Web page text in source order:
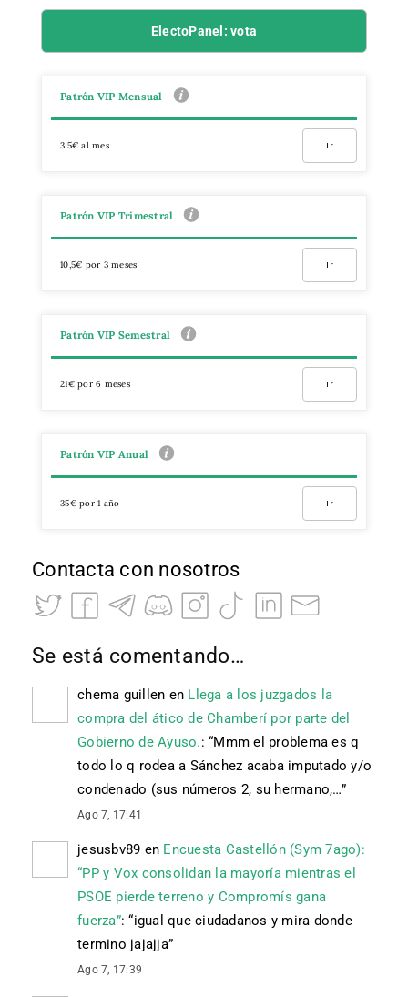
ElectoPanel: vota
Patrón VIP Mensual
3,5€ al mes Ir
Patrón VIP Trimestral
10,5€ por 3 meses Ir
Patrón VIP Semestral
21€ por 6 meses Ir
Patrón VIP Anual
35€ por 1 año Ir
Contacta con nosotros
Se está comentando…
chema guillen en Llega a los juzgados la
compra del ático de Chamberí por parte del
Gobierno de Ayuso.: “Mmm el problema es q
todo lo q rodea a Sánchez acaba imputado y/o
condenado (sus números 2, su hermano,…”
Ago 7, 17:41
jesusbv89 en Encuesta Castellón (Sym 7ago):
“PP y Vox consolidan la mayoría mientras el
PSOE pierde terreno y Compromís gana
fuerza”: “igual que ciudadanos y mira donde
termino jajajja”
Ago 7, 17:39